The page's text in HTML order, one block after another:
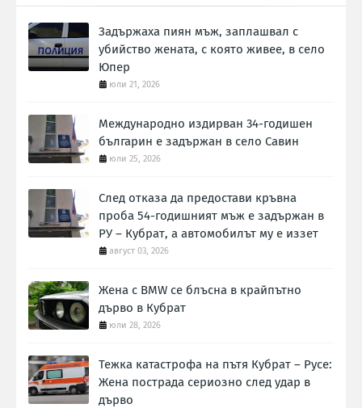
Задържаха пиян мъж, заплашвал с
убийство жената, с която живее, в село
Юпер
юли 21, 2026
Международно издирван 34-годишен
българин е задържан в село Савин
юли 25, 2026
След отказа да предостави кръвна
проба 54-годишният мъж е задържан в
РУ – Кубрат, а автомобилът му е иззет
август 03, 2026
Жена с BMW се блъсна в крайпътно
дърво в Кубрат
юли 28, 2026
Тежка катастрофа на пътя Кубрат – Русе:
Жена пострада сериозно след удар в
дърво